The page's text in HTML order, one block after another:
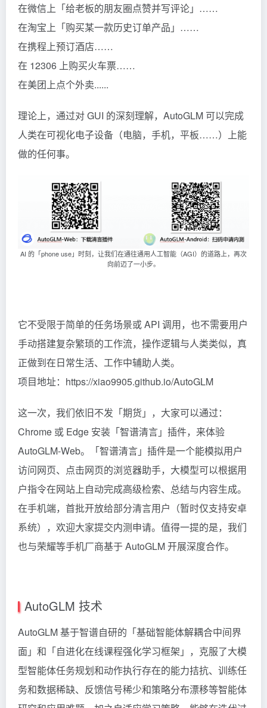
在微信上「给老板的朋友圈点赞并写评论」……
在淘宝上「购买某一款历史订单产品」……
在携程上预订酒店……
在 12306 上购买火车票……
在美团上点个外卖......
理论上，通过对 GUI 的深刻理解，AutoGLM 可以完成
人类在可视化电子设备（电脑，手机，平板……）上能
做的任何事。
AI 的「phone use」时刻，让我们在通往通用人工智能（AGI）的道路上，再次
向前迈了一小步。
它不受限于简单的任务场景或 API 调用，也不需要用户
手动搭建复杂繁琐的工作流，操作逻辑与人类类似，真
正做到在日常生活、工作中辅助人类。
项目地址：https://xiao9905.github.io/AutoGLM
这一次，我们依旧不发「期货」，大家可以通过：
Chrome 或 Edge 安装「智谱清言」插件，来体验
AutoGLM-Web。「智谱清言」插件是一个能模拟用户
访问网页、点击网页的浏览器助手，大模型可以根据用
户指令在网站上自动完成高级检索、总结与内容生成。
在手机端，首批开放给部分清言用户（暂时仅支持安卓
系统），欢迎大家提交内测申请。值得一提的是，我们
也与荣耀等手机厂商基于 AutoGLM 开展深度合作。
AutoGLM 技术
AutoGLM 基于智谱自研的「基础智能体解耦合中间界
面」和「自进化在线课程强化学习框架」，克服了大模
型智能体任务规划和动作执行存在的能力拮抗、训练任
务和数据稀缺、反馈信号稀少和策略分布漂移等智能体